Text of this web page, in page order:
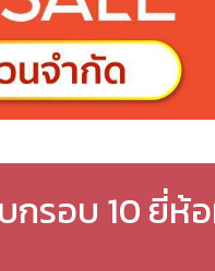
กรอบ 10 ยี่ห้